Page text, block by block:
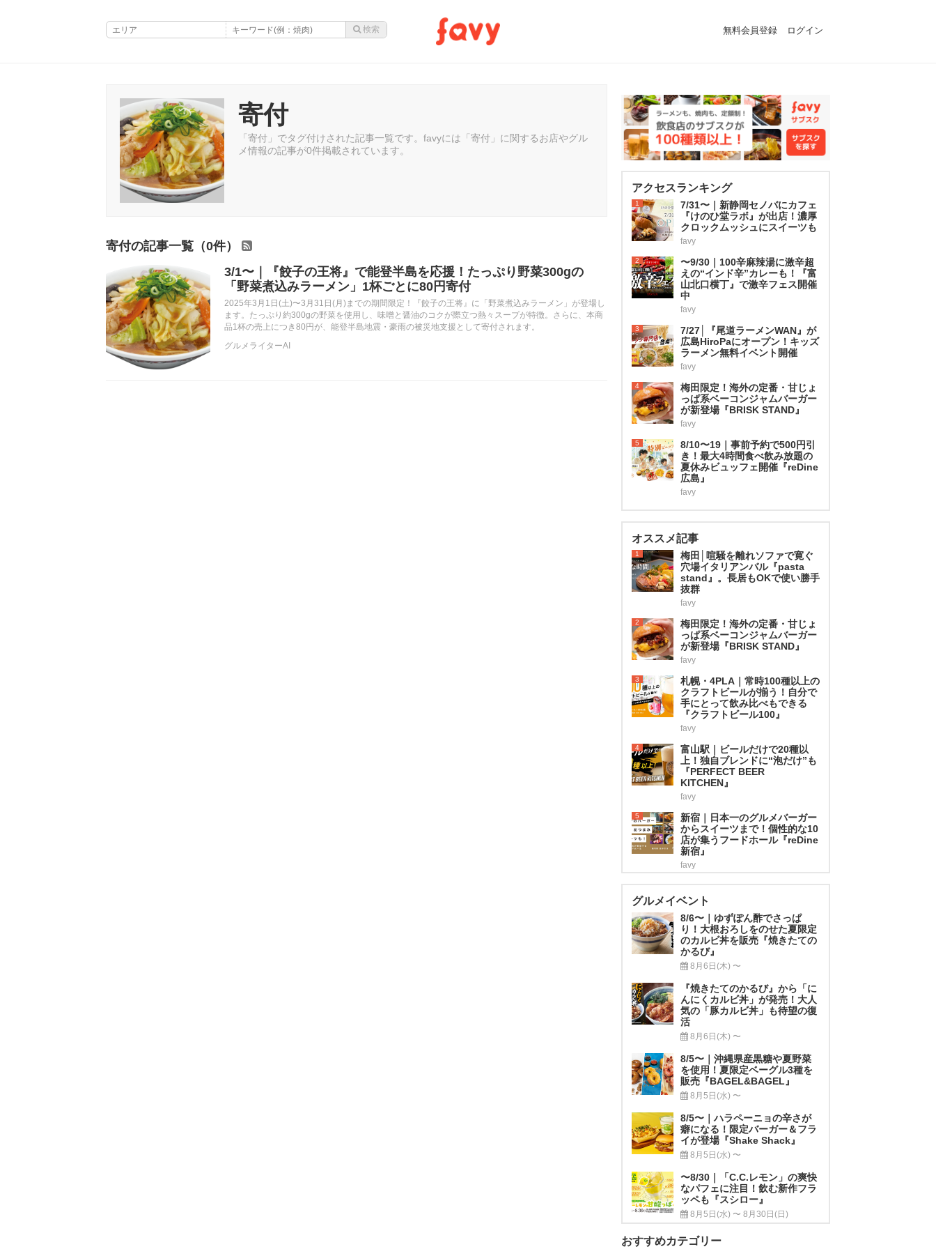
無料会員登録 ログイン
寄付
「寄付」でタグ付けされた記事一覧です。favyには「寄付」に関するお店やグル
メ情報の記事が0件掲載されています。
寄付の記事一覧（0件）
3/1〜｜『餃子の王将』で能登半島を応援！たっぷり野菜300gの
「野菜煮込みラーメン」1杯ごとに80円寄付
2025年3月1日(土)〜3月31日(月)までの期間限定！『餃子の王将』に「野菜煮込みラーメン」が登場し
ます。たっぷり約300gの野菜を使用し、味噌と醤油のコクが際立つ熱々スープが特徴。さらに、本商
品1杯の売上につき80円が、能登半島地震・豪雨の被災地支援として寄付されます。
グルメライターAI
アクセスランキング
1
7/31〜｜新静岡セノバにカフェ
『けのひ堂ラボ』が出店！濃厚
クロックムッシュにスイーツも
favy
2
〜9/30｜100辛麻辣湯に激辛超
えの“インド辛”カレーも！『富
山北口横丁』で激辛フェス開催
中
favy
3
7/27│『尾道ラーメンWAN』が
広島HiroPaにオープン！キッズ
ラーメン無料イベント開催
favy
4
梅田限定！海外の定番・甘じょ
っぱ系ベーコンジャムバーガー
が新登場『BRISK STAND』
favy
5
8/10〜19｜事前予約で500円引
き！最大4時間食べ飲み放題の
夏休みビュッフェ開催『reDine
広島』
favy
オススメ記事
1
梅田│喧騒を離れソファで寛ぐ
穴場イタリアンバル『pasta
stand』。長居もOKで使い勝手
抜群
favy
2
梅田限定！海外の定番・甘じょ
っぱ系ベーコンジャムバーガー
が新登場『BRISK STAND』
favy
3
札幌・4PLA｜常時100種以上の
クラフトビールが揃う！自分で
手にとって飲み比べもできる
『クラフトビール100』
favy
4
富山駅｜ビールだけで20種以
上！独自ブレンドに“泡だけ”も
『PERFECT BEER
KITCHEN』
favy
5
新宿｜日本一のグルメバーガー
からスイーツまで！個性的な10
店が集うフードホール『reDine
新宿』
favy
グルメイベント
8/6〜｜ゆずぽん酢でさっぱ
り！大根おろしをのせた夏限定
のカルビ丼を販売『焼きたての
かるび』
8月6日(木) 〜
『焼きたてのかるび』から「に
んにくカルビ丼」が発売！大人
気の「豚カルビ丼」も待望の復
活
8月6日(木) 〜
8/5〜｜沖縄県産黒糖や夏野菜
を使用！夏限定ベーグル3種を
販売『BAGEL&BAGEL』
8月5日(水) 〜
8/5〜｜ハラペーニョの辛さが
癖になる！限定バーガー＆フラ
イが登場『Shake Shack』
8月5日(水) 〜
〜8/30｜「C.C.レモン」の爽快
なパフェに注目！飲む新作フラ
ッペも『スシロー』
8月5日(水) 〜 8月30日(日)
おすすめカテゴリー